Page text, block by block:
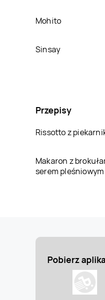
Mohito
Sinsay
Przepisy
Rissotto z
Makaron z
serem pleśniowym
Pobierz